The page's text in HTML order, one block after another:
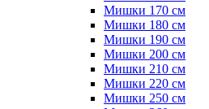
Мишки 170 см
Мишки 180 см
Мишки 190 см
Мишки 200 см
Мишки 210 см
Мишки 220 см
Мишки 250 см